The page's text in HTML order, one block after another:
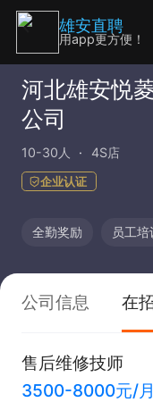
河北雄安悦
公司
10-30人 4S店
企业认证
全勤奖励 员工培
公司信息 在
售后维修技师
3500-8000元/月
雄安直聘
用app更方便！